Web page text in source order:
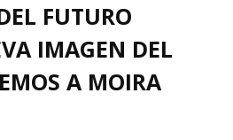
FUTURO
IMAGEN DEL
A MOIRA